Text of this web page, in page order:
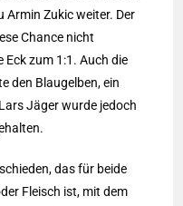
Armin Zukic weiter. Der
Chance nicht
Eck zum 1:1. Auch die
den Blaugelben, ein
Jäger wurde jedoch
das für beide
Fleisch ist, mit dem